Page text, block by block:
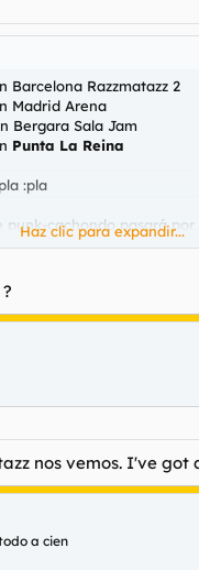
Barcelona Razzmatazz 2
Madrid Arena
Bergara Sala Jam
Punta La Reina
:pla
punk-cachondo pasará por
lo perdería por nada del
Haz clic para expandir...
nos vemos. I've got
a cien